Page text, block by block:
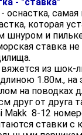
оснастка, самая
которая
шнуром и
ставка
вяжется из шок-
1.80м., на
на поводках
друг от друга
Makk 8-12
ставки с